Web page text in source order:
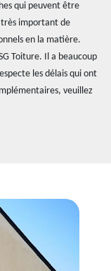
qui peuvent être
important de
en la matière.
Toiture. Il a beaucoup
les délais qui ont
veuillez